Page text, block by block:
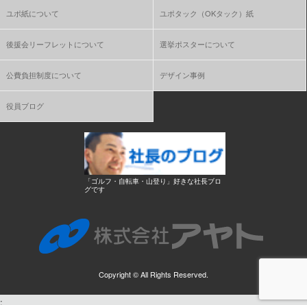
ユポ紙について ユポタック（OKタック）紙
後援会リーフレットについて 選挙ポスターについて
公費負担制度について デザイン事例
役員ブログ
「ゴルフ・自転車・山登り」好きな社長ブロ
グです
Copyright ©All Rights Reserved.
;